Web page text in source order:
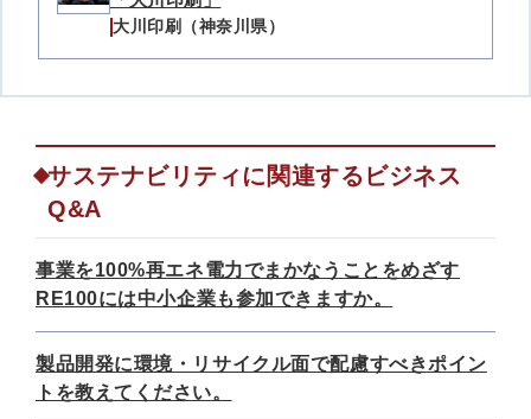
大川印刷（神奈川県）
サステナビリティに関連するビジネス
Q&A
事業を100%再エネ電力でまかなうことをめざす
RE100には中小企業も参加できますか。
製品開発に環境・リサイクル面で配慮すべきポイン
トを教えてください。